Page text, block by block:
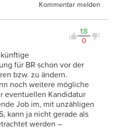
Kommentar melden
18
0
für BR schon vor der
bzw. zu ändern.
noch weitere mögliche
eventuellen Kandidatur
Job im, mit unzähligen
kann ja nicht gerade als
werden –